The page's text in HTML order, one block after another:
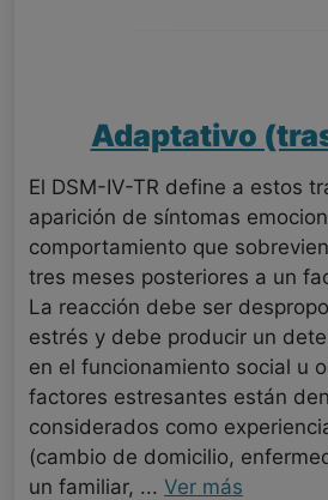
Adaptativo
El DSM-IV-TR define a estos
aparición de síntomas
comportamiento que
tres meses posteriores a un
La reacción debe ser
estrés y debe producir un
en el funcionamiento social u
factores estresantes están
considerados como
(cambio de domicilio,
un familiar, ... Ver más